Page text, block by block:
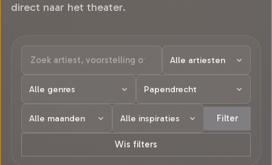
direct naar het theater.
Filter
Wis filters